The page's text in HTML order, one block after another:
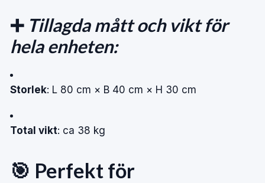
➕ Tillagda mått och vikt för
hela enheten:
Storlek: L 80 cm × B 40 cm × H 30 cm
Total vikt: ca 38 kg
🎯 Perfekt för